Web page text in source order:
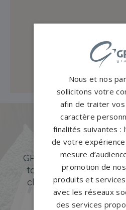
Des pierres
GPG Granit offre un
tombales en granit de
classiques ou
DÉCOUVREZ
Nous et nos
sollicitons votre
afin de traiter vos
caractère
finalités suivantes :
de votre
mesure
promotion de
produits et
avec les réseaux
des services